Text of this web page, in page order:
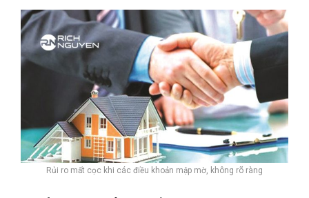
Rủi ro mất cọc khi các điều khoản mập mờ, không rõ ràng